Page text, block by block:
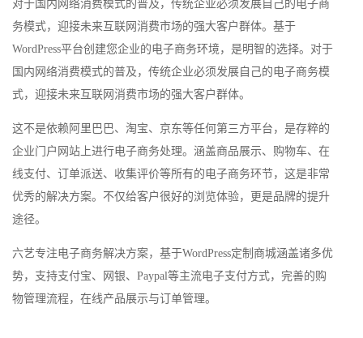
对于国内网络消费模式的普及，传统企业必须发展自己的电子商
务模式，迎接未来互联网消费市场的强大客户群体。基于
WordPress平台创建您企业的电子商务环境，是明智的选择。对于
国内网络消费模式的普及，传统企业必须发展自己的电子商务模
式，迎接未来互联网消费市场的强大客户群体。
这不是依赖阿里巴巴、淘宝、京东等任何第三方平台，是存粹的
企业门户网站上进行电子商务处理。涵盖商品展示、购物车、在
线支付、订单派送、收集评价等所有的电子商务环节，这是非常
优秀的解决方案。不仅给客户很好的浏览体验，更是品牌的提升
途径。
六艺专注电子商务解决方案，基于WordPress定制商城涵盖诸多优
势，支持支付宝、网银、Paypal等主流电子支付方式，完善的购
物管理流程，在线产品展示与订单管理。